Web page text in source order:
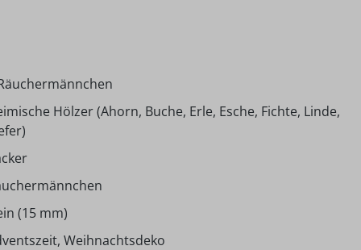
Hölzer (Ahorn, Buche, Erle, Esche, Fichte, Linde,
(15 mm)
Weihnachtsdeko